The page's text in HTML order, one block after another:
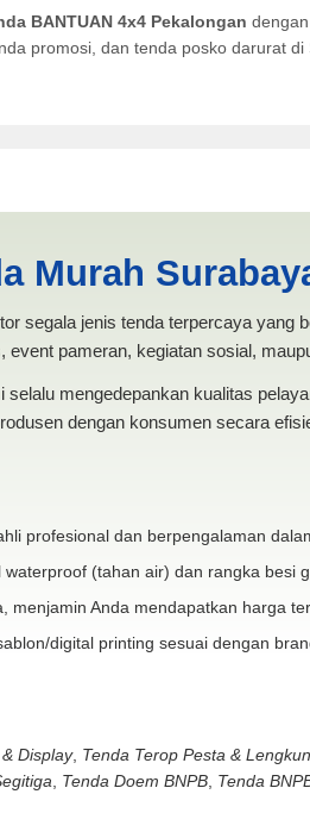
BANTUAN 4x4 Pekalongan
promosi, dan tenda posko darurat di
Murah
segala jenis tenda terpercaya yang
pameran, kegiatan sosial,
mengedepankan kualitas
dengan konsumen secara
profesional dan berpengalaman
(tahan air) dan rangka besi
menjamin Anda mendapatkan harga
digital printing sesuai dengan
Display, Tenda Terop Pesta &
Tenda Doem BNPB, Tenda